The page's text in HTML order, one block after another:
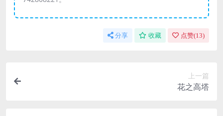
分享 收藏 点赞(13)
上一篇
花之高塔